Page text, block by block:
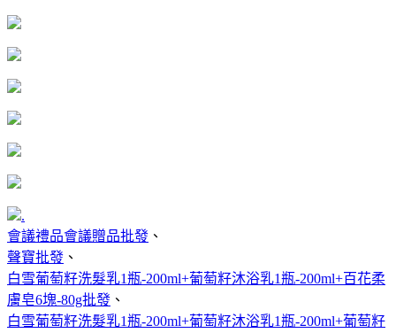
.
會議禮品會議贈品批發 、
聲寶批發 、
白雪葡萄籽洗髮乳1瓶-200ml+葡萄籽沐浴乳1瓶-200ml+百花柔
膚皂6塊-80g批發 、
白雪葡萄籽洗髮乳1瓶-200ml+葡萄籽沐浴乳1瓶-200ml+葡萄籽